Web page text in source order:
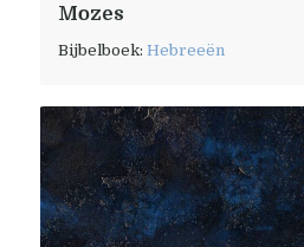
Mozes
Bijbelboek:Hebreeën